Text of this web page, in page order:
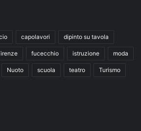
capolavori dipinto su tavola
fucecchio istruzione moda
Nuoto scuola teatro Turismo